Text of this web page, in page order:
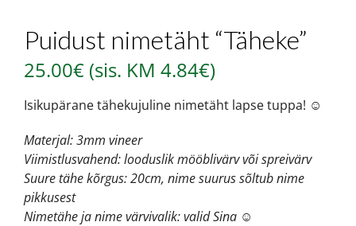
Puidust nimetäht “Täheke”
25.00€ (sis. KM 4.84€)
Isikupärane tähekujuline nimetäht lapse tuppa! ☺️
Materjal: 3mm vineer
Viimistlusvahend: looduslik mööblivärv või spreivärv
Suure tähe kõrgus: 20cm, nime suurus sõltub nime
pikkusest
Nimetähe ja nime värvivalik: valid Sina ☺️